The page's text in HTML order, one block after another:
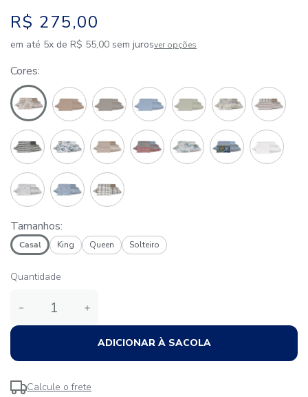
R$ 275,00
em até 5x de R$ 55,00 sem jurosver opções
Cores
Tamanhos:
Casal King Queen Solteiro
Quantidade
＋
－
ADICIONAR À SACOLA
Calcule o frete